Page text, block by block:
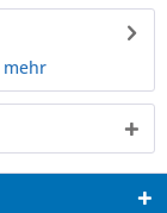
mehr